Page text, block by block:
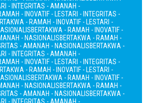
- INTEGRITAS - AMANAH -
- INOVATIF - LESTARI - INTEGRITAS -
- RAMAH - INOVATIF - LESTARI -
BERTAKWA - RAMAH - INOVATIF -
- NASIONALISBERTAKWA - RAMAH -
- AMANAH - NASIONALISBERTAKWA -
- INTEGRITAS - AMANAH -
- INOVATIF - LESTARI - INTEGRITAS -
- RAMAH - INOVATIF - LESTARI -
BERTAKWA - RAMAH - INOVATIF -
- NASIONALISBERTAKWA - RAMAH -
- AMANAH - NASIONALISBERTAKWA -